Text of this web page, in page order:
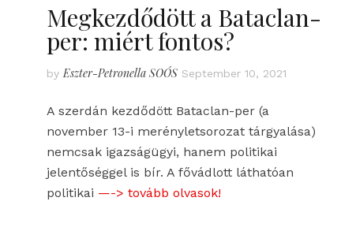
Megkezdődött a Bataclan-
per: miért fontos?
by Eszter-Petronella SOÓS September 10, 2021
A szerdán kezdődött Bataclan-per (a
november 13-i merényletsorozat tárgyalása)
nemcsak igazságügyi, hanem politikai
jelentőséggel is bír. A fővádlott láthatóan
politikai —-> tovább olvasok!